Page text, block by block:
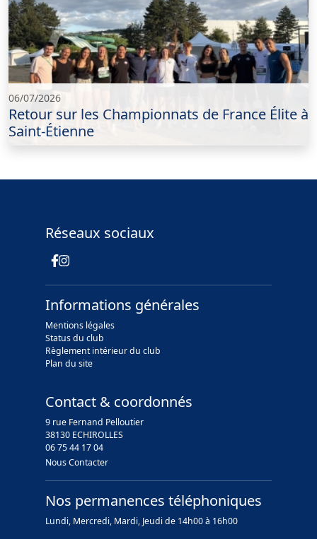
06/07/2026
Retour sur les Championnats de France Élite à
Saint-Étienne
Réseaux sociaux
Informations générales
Mentions légales
Status du club
Règlement intérieur du club
Plan du site
Contact & coordonnés
9 rue Fernand Pelloutier
38130 ECHIROLLES
06 75 44 17 04
Nous Contacter
Nos permanences téléphoniques
Lundi, Mercredi, Mardi, Jeudi de 14h00 à 16h00